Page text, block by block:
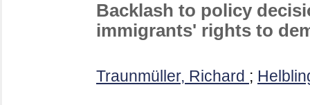
Backlash to policy
immigrants' rights to
Traunmüller, Richard ;